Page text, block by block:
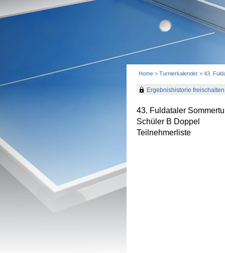
Home > Turnierkalender > 43.
Ergebnishistorie freischalten
43. Fuldataler
Schüler B Doppel
Teilnehmerliste